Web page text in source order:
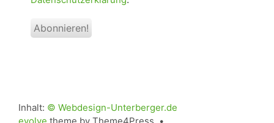
Inhalt: © Webdesign-Unterberger.de